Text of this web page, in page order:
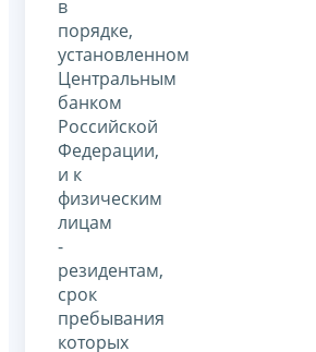
в
порядке,
установленном
Центральным
банком
Российской
Федерации,
и к
физическим
лицам
-
резидентам,
срок
пребывания
которых